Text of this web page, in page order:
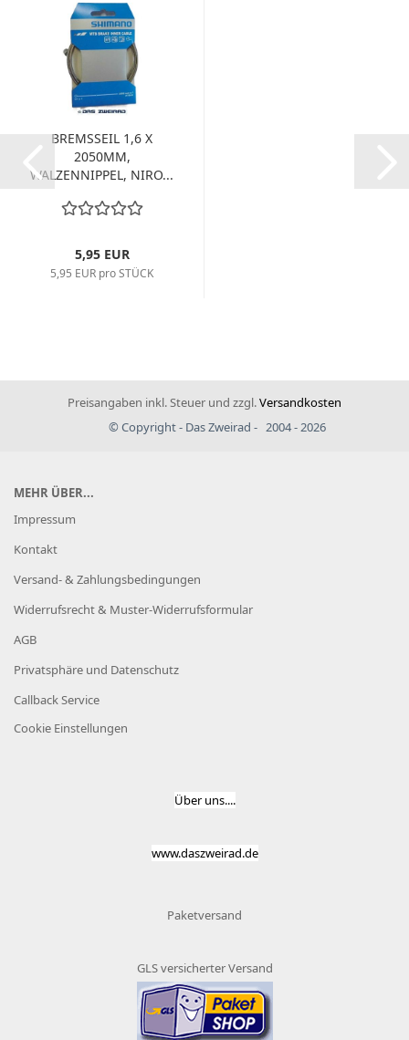
BREMSSEIL 1,6 X
2050MM,
WALZENNIPPEL, NIRO...
5,95 EUR
5,95 EUR pro STÜCK
Preisangaben inkl. Steuer und zzgl.Versandkosten
© Copyright - Das Zweirad - 2004 - 2026
MEHR ÜBER...
Impressum
Kontakt
Versand- & Zahlungsbedingungen
Widerrufsrecht & Muster-Widerrufsformular
AGB
Privatsphäre und Datenschutz
Callback Service
Cookie Einstellungen
Über uns....
www.daszweirad.de
Paketversand
GLS versicherter Versand